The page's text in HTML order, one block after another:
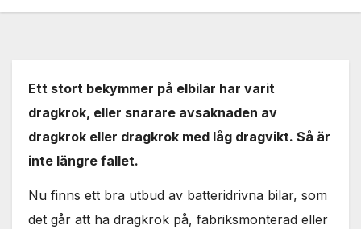
Ett stort bekymmer på elbilar har varit
dragkrok, eller snarare avsaknaden av
dragkrok eller dragkrok med låg dragvikt. Så är
inte längre fallet.
Nu finns ett bra utbud av batteridrivna bilar, som
det går att ha dragkrok på, fabriksmonterad eller